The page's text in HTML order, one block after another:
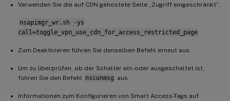
Verwenden Sie die auf CDN gehostete Seite „Zugriff eingeschränkt“.
nsapimgr_wr.sh -ys
call=toggle_vpn_use_cdn_for_access_restricted_page
Zum Deaktivieren führen Sie denselben Befehl erneut aus.
Um zu überprüfen, ob der Schalter ein- oder ausgeschaltet ist,
führen Sie den Befehl
nsconmsg aus.
Informationen zum Konfigurieren von Smart Access-Tags auf